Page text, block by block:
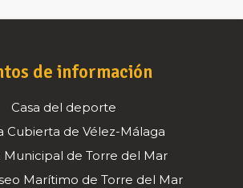
de información
Casa del deporte
Cubierta de Vélez-Málaga
Municipal de Torre del Mar
Marítimo de Torre del Mar